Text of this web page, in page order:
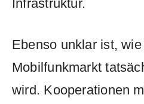
Infrastruktur.
Ebenso unklar ist,
Mobilfunkmarkt
wird. Kooperationen